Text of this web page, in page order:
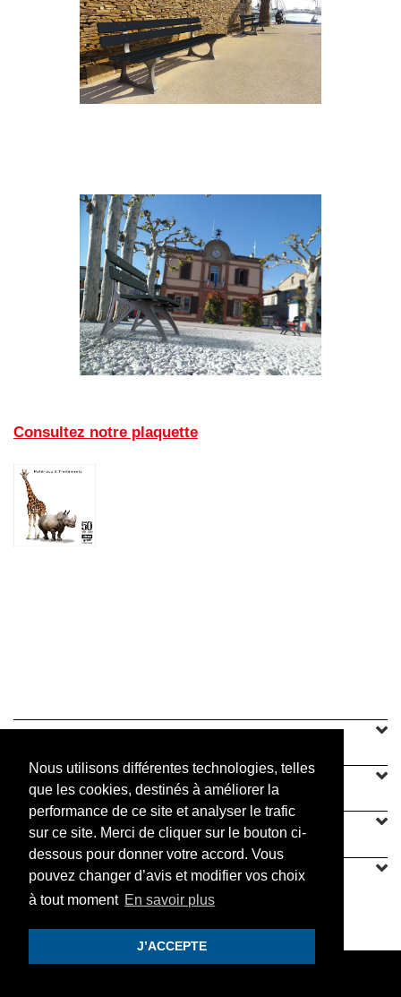
Nous utilisons différentes technologies, telles
que les cookies, destinés à améliorer la
performance de ce site et analyser le trafic
sur ce site. Merci de cliquer sur le bouton ci-
dessous pour donner votre accord. Vous
pouvez changer d’avis et modifier vos choix
à tout moment En savoir plus
J’ACCEPTE
Consultez notre plaquette
NOTRE OFFRE
CONTACT